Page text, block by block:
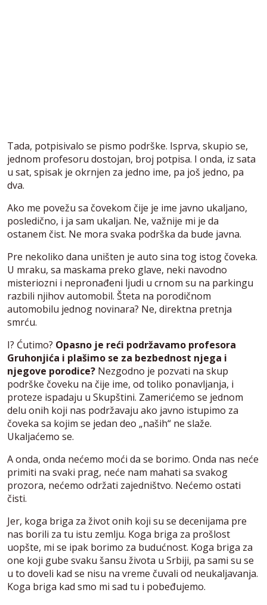
Tada, potpisivalo se pismo podrške. Isprva, skupio se,
jednom profesoru dostojan, broj potpisa. I onda, iz sata
u sat, spisak je okrnjen za jedno ime, pa još jedno, pa
dva.
Ako me povežu sa čovekom čije je ime javno ukaljano,
posledično, i ja sam ukaljan. Ne, važnije mi je da
ostanem čist. Ne mora svaka podrška da bude javna.
Pre nekoliko dana uništen je auto sina tog istog čoveka.
U mraku, sa maskama preko glave, neki navodno
misteriozni i nepronađeni ljudi u crnom su na parkingu
razbili njihov automobil. Šteta na porodičnom
automobilu jednog novinara? Ne, direktna pretnja
smrću.
I? Ćutimo? Opasno je reći podržavamo profesora
Gruhonjića i plašimo se za bezbednost njega i
njegove porodice? Nezgodno je pozvati na skup
podrške čoveku na čije ime, od toliko ponavljanja, i
proteze ispadaju u Skupštini. Zamerićemo se jednom
delu onih koji nas podržavaju ako javno istupimo za
čoveka sa kojim se jedan deo „naših“ ne slaže.
Ukaljaćemo se.
A onda, onda nećemo moći da se borimo. Onda nas neće
primiti na svaki prag, neće nam mahati sa svakog
prozora, nećemo održati zajedništvo. Nećemo ostati
čisti.
Jer, koga briga za život onih koji su se decenijama pre
nas borili za tu istu zemlju. Koga briga za prošlost
uopšte, mi se ipak borimo za budućnost. Koga briga za
one koji gube svaku šansu života u Srbiji, pa sami su se
u to doveli kad se nisu na vreme čuvali od neukaljavanja.
Koga briga kad smo mi sad tu i pobeđujemo.